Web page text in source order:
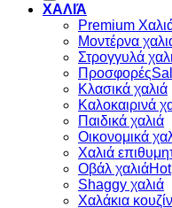
ΧΑΛΙΆ
Premium
Μοντέρνα
Στρογγυλά
Προσφορές
Κλασικά χαλιά
Καλοκαιρινά
Παιδικά χαλιά
Οικονομικά
Χαλιά
Οβάλ χαλιά
Shaggy χαλιά
Χαλάκια